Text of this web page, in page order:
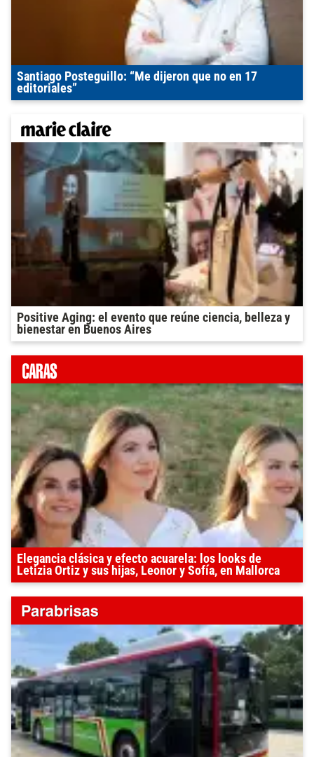
Santiago Posteguillo: “Me dijeron que no en 17
editoriales”
Positive Aging: el evento que reúne ciencia, belleza y
bienestar en Buenos Aires
Elegancia clásica y efecto acuarela: los looks de
Letizia Ortiz y sus hijas, Leonor y Sofía, en Mallorca